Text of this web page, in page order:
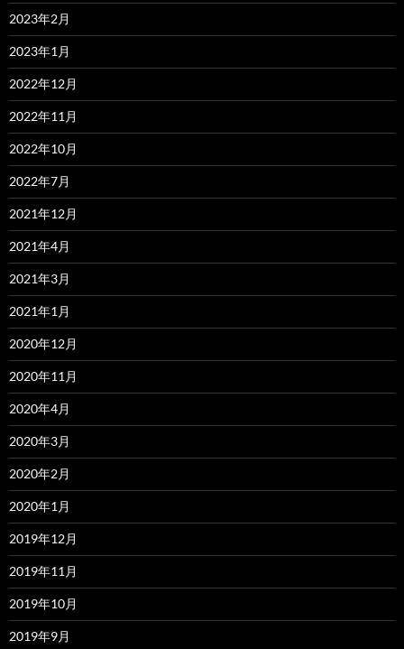
2023年2月
2023年1月
2022年12月
2022年11月
2022年10月
2022年7月
2021年12月
2021年4月
2021年3月
2021年1月
2020年12月
2020年11月
2020年4月
2020年3月
2020年2月
2020年1月
2019年12月
2019年11月
2019年10月
2019年9月